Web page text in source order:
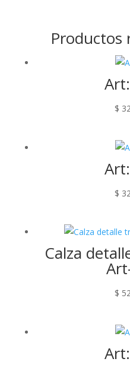
Productos
$
$
Calza
$